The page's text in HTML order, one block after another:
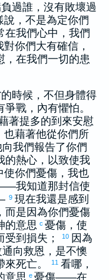
過誰，沒有敗壞過
說，不是為定你們
在我們心中，我們
對你們大有確信，
，在我們一切的患
時候，不但身體得
戰，內有懼怕。
著提多的到來安慰
也藉著他從你們所
向我們報告了你們
的熱心，以致使我
使你們憂傷，我也
我知道那封信使
9 現在我還是感到
而是因為你們憂傷
的意思 c 憂傷，使
受到損失；
10 因為
向救恩，是不懊
來死亡。
11 看哪，
意思 e 憂傷——在